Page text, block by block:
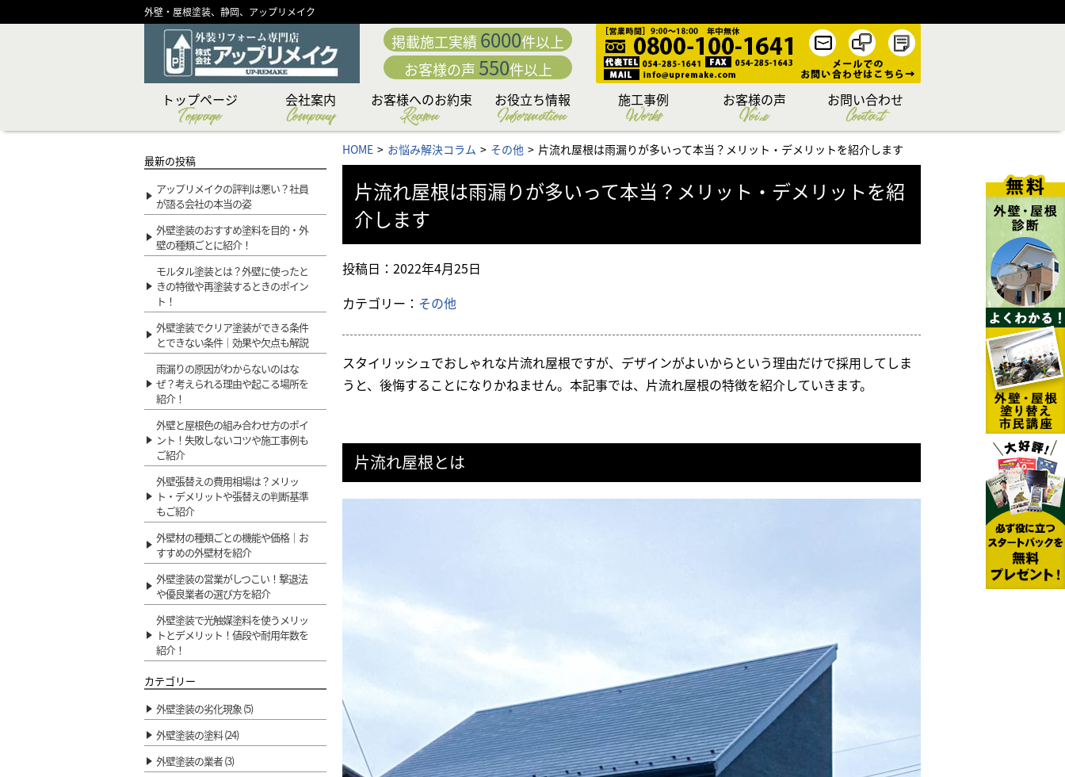
外壁・屋根塗装、静岡、アップリメイク
掲載施工実績6000件以上
お客様の声 550件以上
トップページ
Toppage
会社案内
Company
ショールーム紹介
CSR（社会貢献）活動
メディア掲載実績
お客様へのお約束
Reason
「職人直営」だから中
身が違う
こだわり日本一の厳選
塗料
お客様の夢を叶える
「こだわりの提案力」
カラーシミュレーショ
ン
専門店だからこそこだ
わる「職人力」
専門店ならではの完全
施工体制
日本一厳しい品質管理
システム
付帯部への超高耐久フ
ッ素塗装
下地処理 洗浄編
下地処理 補修編
究極の手塗りローラー
工法
お役立ち情報
Information
セミナー情報
外壁・屋根お悩み解決
コラム
外壁・屋根塗装価格＆
プラン
無料外壁・屋根診断
かし保険について
リフォームローン&補助
金情報
お問い合わせ後の流れ
住まいのリフォームも
お任せ
アパート・マンション
もお任せ
施工事例
Works
施工内容から選ぶ
塗料から選ぶ
地域から選ぶ
お客様の声
Voice
お問い合わせ
Contact
HOME お悩み解決コラム その他 片流れ屋根は雨漏りが多いって本当？メリット・デメリットを紹介します
片流れ屋根は雨漏りが多いって本当？メリット・デメリットを紹
介します
投稿日： 2022年4月25日
カテゴリー： その他
スタイリッシュでおしゃれな片流れ屋根ですが、デザインがよいからという理由だけで採用してしま
うと、後悔することになりかねません。本記事では、片流れ屋根の特徴を紹介していきます。
片流れ屋根とは
最新の投稿
アップリメイクの評判は悪い？社員
が語る会社の本当の姿
外壁塗装のおすすめ塗料を目的・外
壁の種類ごとに紹介！
モルタル塗装とは？外壁に使ったと
きの特徴や再塗装するときのポイン
ト！
外壁塗装でクリア塗装ができる条件
とできない条件｜効果や欠点も解説
雨漏りの原因がわからないのはな
ぜ？考えられる理由や起こる場所を
紹介！
外壁と屋根色の組み合わせ方のポイ
ント！失敗しないコツや施工事例も
ご紹介
外壁張替えの費用相場は？メリッ
ト・デメリットや張替えの判断基準
もご紹介
外壁材の種類ごとの機能や価格｜お
すすめの外壁材を紹介
外壁塗装の営業がしつこい！撃退法
や優良業者の選び方を紹介
外壁塗装で光触媒塗料を使うメリッ
トとデメリット！値段や耐用年数を
紹介！
カテゴリー
外壁塗装の劣化現象 (5)
外壁塗装の塗料 (24)
外壁塗装の業者 (3)